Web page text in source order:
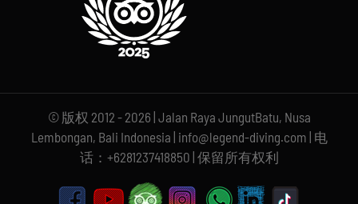
© 版权 2012 - 2026 | Jalan Raya JungutBatu, Nusa
Lembongan, Bali Indonesia | info@legend-diving.com | 电
话：+6281237418850 | 保留所有权利